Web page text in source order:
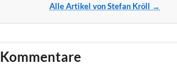
Alle Artikel von Stefan Kröll →
Kommentare